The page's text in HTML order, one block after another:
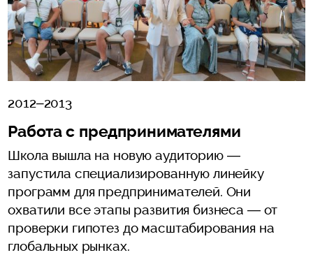
2012–2013
Работа с предпринимателями
Школа вышла на новую аудиторию —
запустила специализированную линейку
программ для предпринимателей. Они
охватили все этапы развития бизнеса — от
проверки гипотез до масштабирования на
глобальных рынках.